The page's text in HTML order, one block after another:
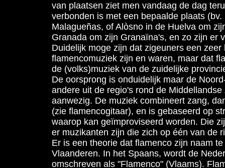
van plaatsen ziet men vandaag de dag
verbonden is met een bepaalde plaats
Malagueñas, of Alòsno in de Huelva om
Granada om zijn Granaïna's, en zo zijn er
Duidelijk moge zijn dat zigeuners een
flamencomuziek zijn en waren, maar dat
de (volks)muziek van de zuidelijke
De oorsprong is onduidelijk maar de
andere uit de regio's rond de
aanwezig. De muziek combineert zang,
(zie flamencogitaar), en is gebaseerd op
waarop kan geïmproviseerd worden. Die
er muzikanten zijn die zich op één van de
Er is een theorie dat flamenco zijn naam
Vlaanderen. In het Spaans, wordt de
omschreven als "Flamenco" (Vlaams).